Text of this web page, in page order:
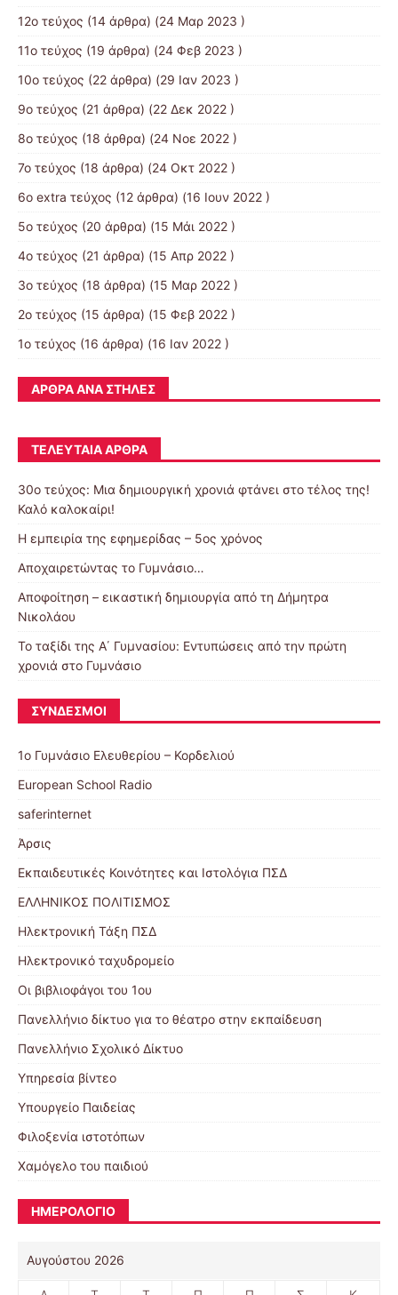
12ο τεύχος (14 άρθρα) (24 Μαρ 2023 )
11ο τεύχος (19 άρθρα) (24 Φεβ 2023 )
10o τεύχος (22 άρθρα) (29 Ιαν 2023 )
9ο τεύχος (21 άρθρα) (22 Δεκ 2022 )
8ο τεύχος (18 άρθρα) (24 Νοε 2022 )
7ο τεύχος (18 άρθρα) (24 Οκτ 2022 )
6ο extra τεύχος (12 άρθρα) (16 Ιουν 2022 )
5ο τεύχος (20 άρθρα) (15 Μάι 2022 )
4ο τεύχος (21 άρθρα) (15 Απρ 2022 )
3ο τεύχος (18 άρθρα) (15 Μαρ 2022 )
2ο τεύχος (15 άρθρα) (15 Φεβ 2022 )
1ο τεύχος (16 άρθρα) (16 Ιαν 2022 )
ΆΡΘΡΑ ΑΝΆ ΣΤΉΛΕΣ
ΤΕΛΕΥΤΑΊΑ ΆΡΘΡΑ
30o τεύχος: Μια δημιουργική χρονιά φτάνει στο τέλος της!
Καλό καλοκαίρι!
Η εμπειρία της εφημερίδας – 5ος χρόνος
Αποχαιρετώντας το Γυμνάσιο…
Αποφοίτηση – εικαστική δημιουργία από τη Δήμητρα
Νικολάου
Το ταξίδι της Α΄ Γυμνασίου: Εντυπώσεις από την πρώτη
χρονιά στο Γυμνάσιο
ΣΎΝΔΕΣΜΟΙ
1ο Γυμνάσιο Ελευθερίου – Κορδελιού
European School Radio
saferinternet
Άρσις
Εκπαιδευτικές Κοινότητες και Ιστολόγια ΠΣΔ
ΕΛΛΗΝΙΚΟΣ ΠΟΛΙΤΙΣΜΟΣ
Ηλεκτρονική Τάξη ΠΣΔ
Ηλεκτρονικό ταχυδρομείο
Οι βιβλιοφάγοι του 1ου
Πανελλήνιο δίκτυο για το θέατρο στην εκπαίδευση
Πανελλήνιο Σχολικό Δίκτυο
Υπηρεσία βίντεο
Υπουργείο Παιδείας
Φιλοξενία ιστοτόπων
Χαμόγελο του παιδιού
ΗΜΕΡΟΛΟΓΙΟ
Αυγούστου 2026